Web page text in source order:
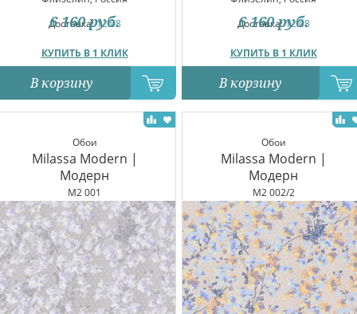
Доставка:12.08
КУПИТЬ В 1 КЛИК
6 160 руб.
В корзину
Доставка:12.08
КУПИТЬ В 1 КЛИК
6 160 руб.
В корзину
Обои
Milassa Modern |
Модерн
M2 001
Обои
Milassa Modern |
Модерн
M2 002/2